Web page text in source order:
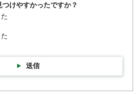
けやすかったですか？
送信